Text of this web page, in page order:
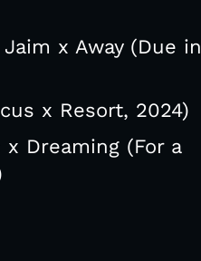
x Away (Due in
x Resort, 2024)
Dreaming (For a